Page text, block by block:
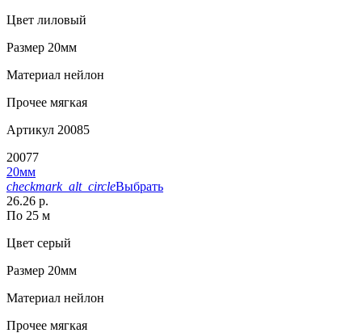
Цвет лиловый
Размер 20мм
Материал нейлон
Прочее мягкая
Артикул 20085
20077
20мм
checkmark_alt_circleВыбрать
26.26 р.
По 25 м
Цвет серый
Размер 20мм
Материал нейлон
Прочее мягкая